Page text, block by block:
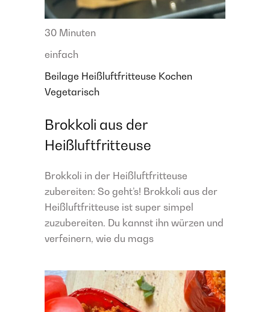
30 Minuten
einfach
Beilage Heißluftfritteuse Kochen
Vegetarisch
Brokkoli aus der
Heißluftfritteuse
Brokkoli in der Heißluftfritteuse
zubereiten: So geht’s! Brokkoli aus der
Heißluftfritteuse ist super simpel
zuzubereiten. Du kannst ihn würzen und
verfeinern, wie du mags